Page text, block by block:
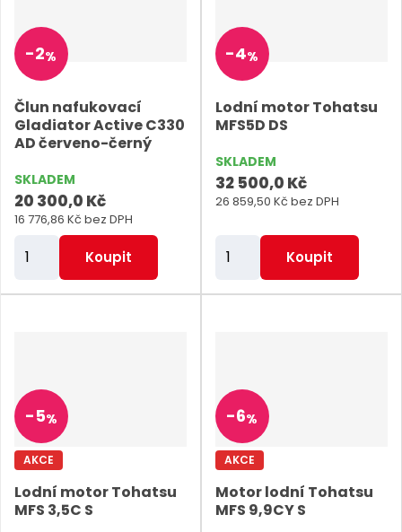
o
č
t
o
č
t
-2%
Člun nafukovací
Gladiator Active C330
AD červeno-černý
20 300,0 Kč
16 776,86 Kč bez DPH
ě
p
o
č
e
t
Koupit
SKLADEM
-4%
Lodní motor Tohatsu
MFS5D DS
32 500,0 Kč
26 859,50 Kč bez DPH
ě
p
o
č
e
t
Koupit
SKLADEM
-5%
AKCE
Lodní motor Tohatsu
MFS 3,5C S
-6%
AKCE
Motor lodní Tohatsu
MFS 9,9CY S